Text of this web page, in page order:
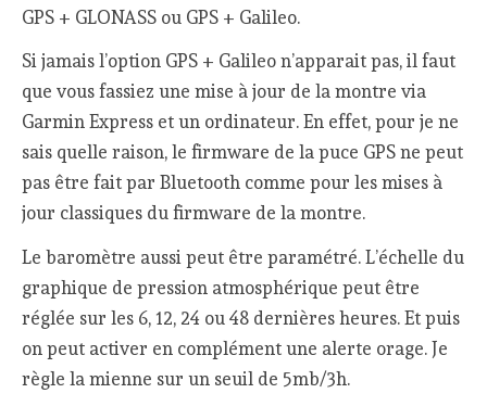
GPS + GLONASS ou GPS + Galileo.
Si jamais l’option GPS + Galileo n’apparait pas, il faut
que vous fassiez une mise à jour de la montre via
Garmin Express et un ordinateur. En effet, pour je ne
sais quelle raison, le firmware de la puce GPS ne peut
pas être fait par Bluetooth comme pour les mises à
jour classiques du firmware de la montre.
Le baromètre aussi peut être paramétré. L’échelle du
graphique de pression atmosphérique peut être
réglée sur les 6, 12, 24 ou 48 dernières heures. Et puis
on peut activer en complément une alerte orage. Je
règle la mienne sur un seuil de 5mb/3h.